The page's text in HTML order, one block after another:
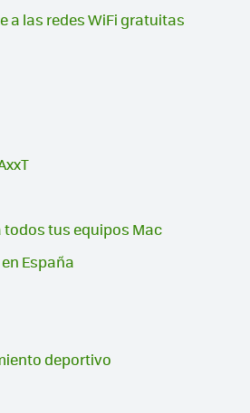
las redes WiFi gratuitas
todos tus equipos Mac
España
deportivo